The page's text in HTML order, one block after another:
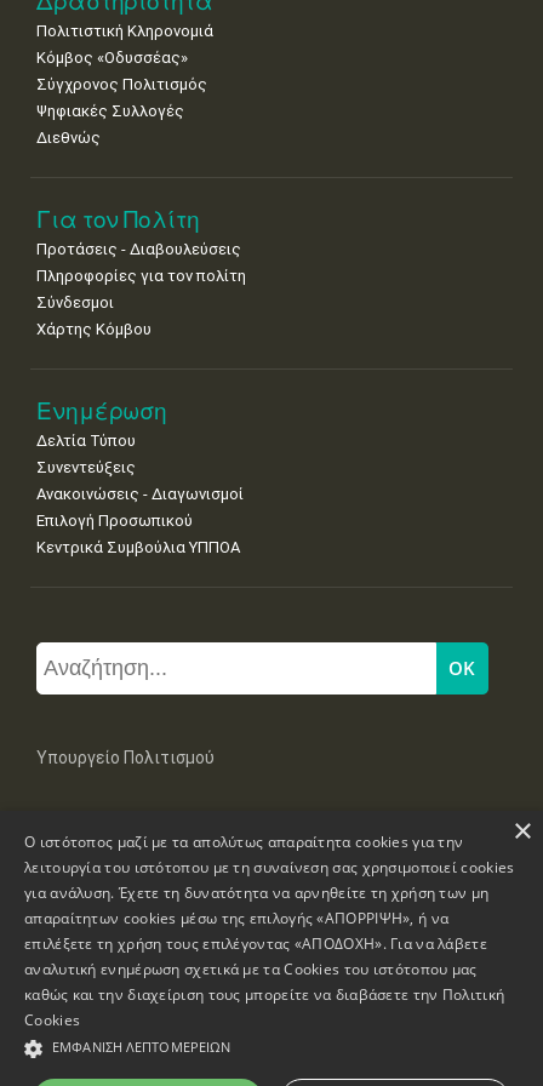
Πολιτιστική Κληρονομιά
Κόμβος «Οδυσσέας»
Σύγχρονος Πολιτισμός
Ψηφιακές Συλλογές
Διεθνώς
Για τον Πολίτη
Προτάσεις - Διαβουλεύσεις
Πληροφορίες για τον πολίτη
Σύνδεσμοι
Χάρτης Κόμβου
Ενημέρωση
Δελτία Τύπου
Συνεντεύξεις
Ανακοινώσεις - Διαγωνισμοί
Επιλογή Προσωπικού
Κεντρικά Συμβούλια ΥΠΠΟΑ
Υπουργείο Πολιτισμού
Τηλ: +30 2131322100, 2131322421
mail: grplk@culture.gr
Πνευματικά Δικαιώματα © 1995-2026 Υπουργείο Πολιτισμού
×
Ο ιστότοπος μαζί με τα απολύτως απαραίτητα cookies για την
λειτουργία του ιστότοπου με τη συναίνεση σας χρησιμοποιεί cookies
για ανάλυση. Έχετε τη δυνατότητα να αρνηθείτε τη χρήση των μη
απαραίτητων cookies μέσω της επιλογής «ΑΠΟΡΡΙΨΗ», ή να
επιλέξετε τη χρήση τους επιλέγοντας «ΑΠΟΔΟΧΗ». Για να λάβετε
αναλυτική ενημέρωση σχετικά με τα Cookies του ιστότοπου μας
καθώς και την διαχείριση τους μπορείτε να διαβάσετε την Πολιτική
Cookies
ΕΜΦΆΝΙΣΗ ΛΕΠΤΟΜΕΡΕΙΏΝ